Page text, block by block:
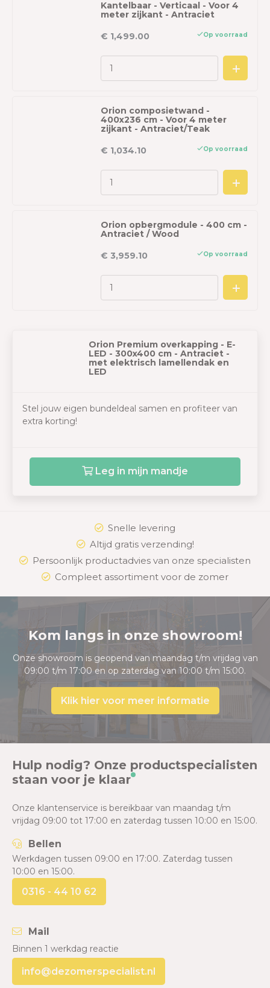
Kantelbaar - Verticaal - Voor 4
meter zijkant - Antraciet
€ 1,499.00
Op voorraad
Orion composietwand -
400x236 cm - Voor 4 meter
zijkant - Antraciet/Teak
€ 1,034.10
Op voorraad
Orion opbergmodule - 400 cm -
Antraciet / Wood
€ 3,959.10
Op voorraad
Orion Premium overkapping - E-
LED - 300x400 cm - Antraciet -
met elektrisch lamellendak en
LED
Stel jouw eigen bundeldeal samen en profiteer van
extra korting!
Leg in mijn mandje
Snelle levering
Altijd gratis verzending!
Persoonlijk productadvies van onze specialisten
Compleet assortiment voor de zomer
Kom langs in onze showroom!
Onze showroom is geopend van maandag t/m vrijdag van
09:00 t/m 17:00 en op zaterdag van 10:00 t/m 15:00.
Klik hier voor meer informatie
Hulp nodig? Onze productspecialisten
staan voor je klaar
Onze klantenservice is bereikbaar van maandag t/m
vrijdag 09:00 tot 17:00 en zaterdag tussen 10:00 en 15:00.
Bellen
Werkdagen tussen 09:00 en 17:00. Zaterdag tussen
10:00 en 15:00.
0316 - 44 10 62
Mail
Binnen 1 werkdag reactie
info@dezomerspecialist.nl